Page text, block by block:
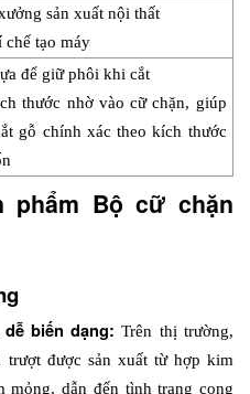
sản xuất nội thất
chế tạo máy
để giữ phôi khi cắt
thước nhờ vào cữ chặn, giúp
gỗ chính xác theo kích thước
phẩm Bộ cữ chặn
biến dạng: Trên thị trường,
trượt được sản xuất từ hợp kim
mỏng, dẫn đến tình trạng cong